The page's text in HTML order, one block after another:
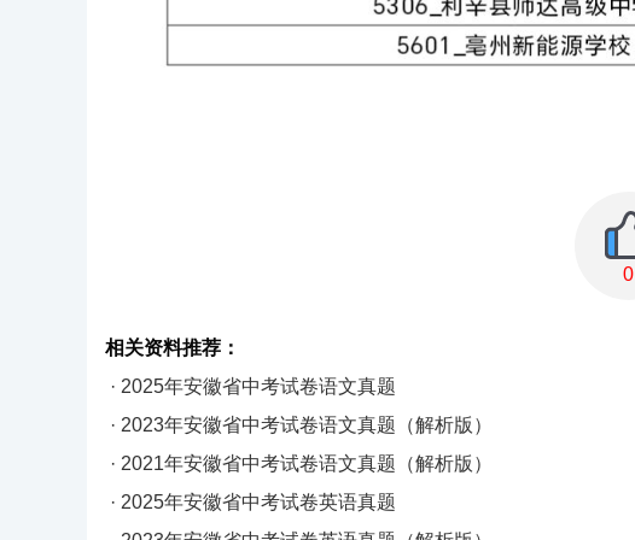
0
相关资料推荐：
· 2025年安徽省中考试卷语文真题
· 2023年安徽省中考试卷语文真题（解析版）
· 2021年安徽省中考试卷语文真题（解析版）
· 2025年安徽省中考试卷英语真题